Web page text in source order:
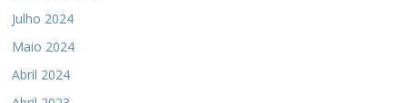
Julho 2024
Maio 2024
Abril 2024